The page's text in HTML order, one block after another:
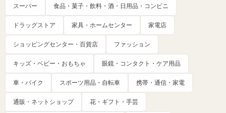
スーパー 食品・菓子・飲料・酒・日用品・コンビニ
ドラッグストア 家具・ホームセンター 家電店
ショッピングセンター・百貨店 ファッション
キッズ・ベビー・おもちゃ 眼鏡・コンタクト・ケア用品
車・バイク スポーツ用品・自転車 携帯・通信・家電
通販・ネットショップ 花・ギフト・手芸